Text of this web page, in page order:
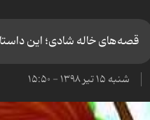
قصه‌های خاله شادی؛ این
شنبه ۱۵ تیر ۱۳۹۸ - ۱۵:۵۰